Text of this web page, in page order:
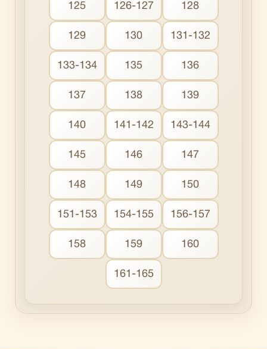
125 126-127 128
129 130 131-132
133-134 135 136
137 138 139
140 141-142 143-144
145 146 147
148 149 150
151-153 154-155 156-157
158 159 160
161-165